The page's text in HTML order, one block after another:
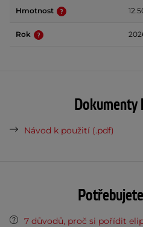
Hmotnost
Rok
Dokumenty
Návod k použití (.pdf)
7 důvodů, proč si pořídit